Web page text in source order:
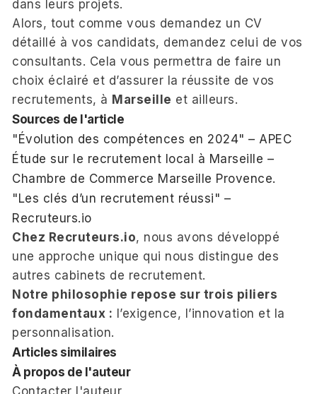
dans leurs projets.
Alors, tout comme vous demandez un CV
détaillé à vos candidats, demandez celui de vos
consultants. Cela vous permettra de faire un
choix éclairé et d’assurer la réussite de vos
recrutements, à Marseille et ailleurs.
Sources de l'article
"Évolution des compétences en 2024" – APEC
Étude sur le recrutement local à Marseille –
Chambre de Commerce Marseille Provence.
"Les clés d’un recrutement réussi" –
Recruteurs.io
Chez Recruteurs.io, nous avons développé
une approche unique qui nous distingue des
autres cabinets de recrutement.
Notre philosophie repose sur trois piliers
fondamentaux : l’exigence, l’innovation et la
personnalisation.
Articles similaires
À propos de l'auteur
Contacter l'auteur